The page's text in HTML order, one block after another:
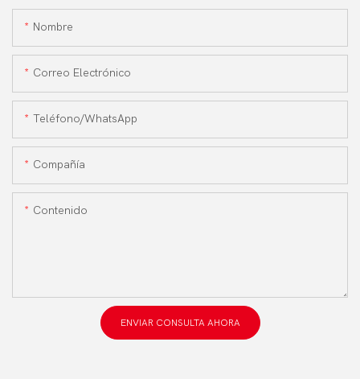
Nombre
Correo Electrónico
Teléfono/WhatsApp
Compañía
Contenido
ENVIAR CONSULTA AHORA